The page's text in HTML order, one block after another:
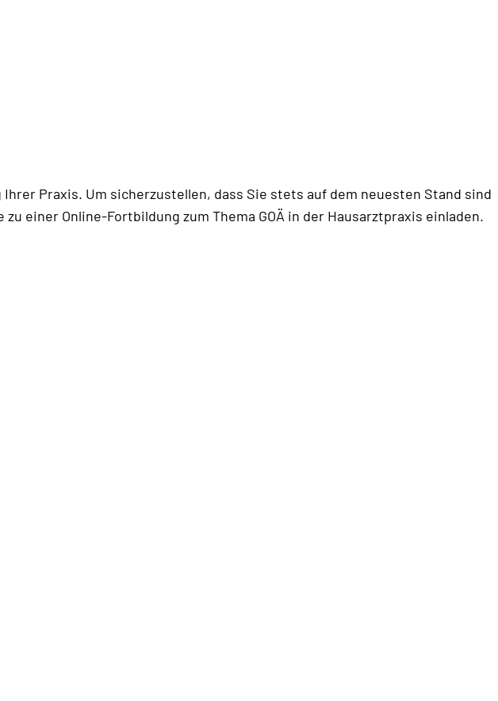
Praxis. Um sicherzustellen, dass Sie stets auf dem neuesten Stand sind
einer Online-Fortbildung zum Thema GOÄ in der Hausarztpraxis einladen.